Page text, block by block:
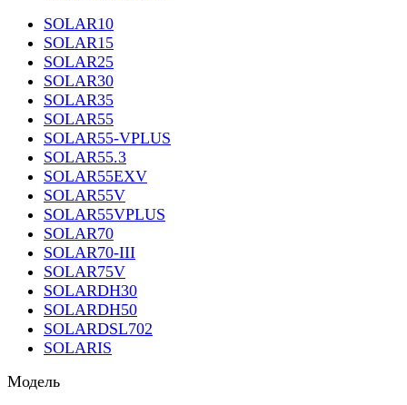
SOLAR10
SOLAR15
SOLAR25
SOLAR30
SOLAR35
SOLAR55
SOLAR55-VPLUS
SOLAR55.3
SOLAR55EXV
SOLAR55V
SOLAR55VPLUS
SOLAR70
SOLAR70-III
SOLAR75V
SOLARDH30
SOLARDH50
SOLARDSL702
SOLARIS
Модель